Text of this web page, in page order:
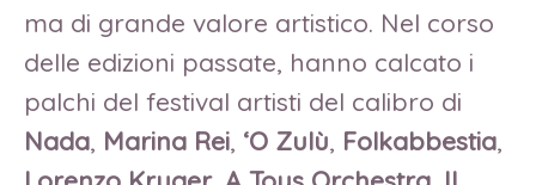
ma di grande valore artistico. Nel corso
delle edizioni passate, hanno calcato i
palchi del festival artisti del calibro di
Nada, Marina Rei, ‘O Zulù, Folkabbestia,